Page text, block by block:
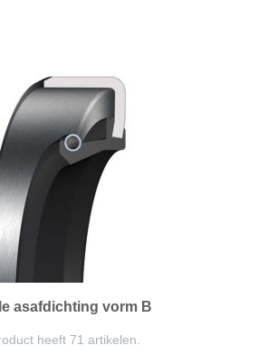
asafdichting vorm B
heeft 71 artikelen.